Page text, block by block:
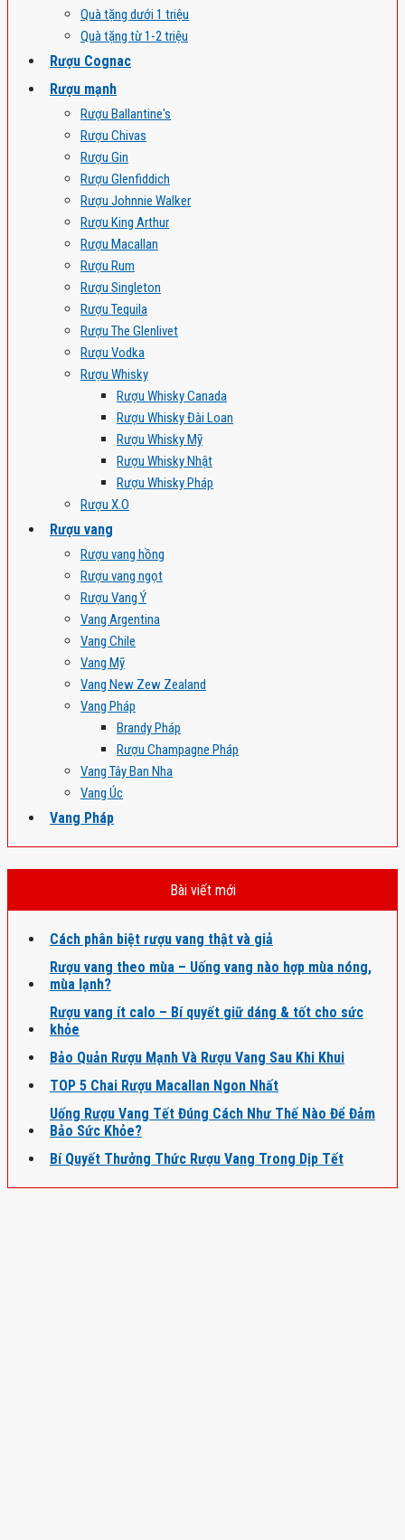
Quà tặng dưới 1 triệu
Quà tặng từ 1-2 triệu
Rượu Cognac
Rượu mạnh
Rượu Ballantine's
Rượu Chivas
Rượu Gin
Rượu Glenfiddich
Rượu Johnnie Walker
Rượu King Arthur
Rượu Macallan
Rượu Rum
Rượu Singleton
Rượu Tequila
Rượu The Glenlivet
Rượu Vodka
Rượu Whisky
Rượu Whisky Canada
Rượu Whisky Đài Loan
Rượu Whisky Mỹ
Rượu Whisky Nhật
Rượu Whisky Pháp
Rượu X.O
Rượu vang
Rượu vang hồng
Rượu vang ngọt
Rượu Vang Ý
Vang Argentina
Vang Chile
Vang Mỹ
Vang New Zew Zealand
Vang Pháp
Brandy Pháp
Rượu Champagne Pháp
Vang Tây Ban Nha
Vang Úc
Vang Pháp
Bài viết mới
Cách phân biệt rượu vang thật và giả
Rượu vang theo mùa – Uống vang nào hợp mùa nóng,
mùa lạnh?
Rượu vang ít calo – Bí quyết giữ dáng & tốt cho sức
khỏe
Bảo Quản Rượu Mạnh Và Rượu Vang Sau Khi Khui
TOP 5 Chai Rượu Macallan Ngon Nhất
Uống Rượu Vang Tết Đúng Cách Như Thế Nào Để Đảm
Bảo Sức Khỏe?
Bí Quyết Thưởng Thức Rượu Vang Trong Dịp Tết